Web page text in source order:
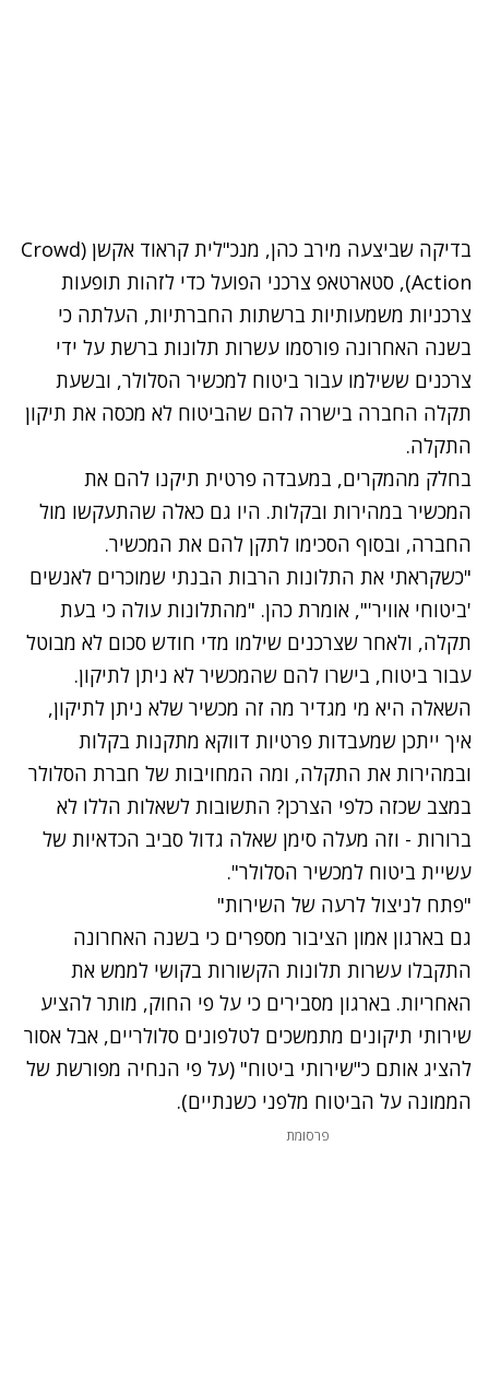
בדיקה שביצעה מירב כהן, מנכ"לית קראוד אקשן (Crowd
Action), סטארטאפ צרכני הפועל כדי לזהות תופעות
צרכניות משמעותיות ברשתות החברתיות, העלתה כי
בשנה האחרונה פורסמו עשרות תלונות ברשת על ידי
צרכנים ששילמו עבור ביטוח למכשיר הסלולר, ובשעת
תקלה החברה בישרה להם שהביטוח לא מכסה את תיקון
התקלה.
בחלק מהמקרים, במעבדה פרטית תיקנו להם את
המכשיר במהירות ובקלות. היו גם כאלה שהתעקשו מול
החברה, ובסוף הסכימו לתקן להם את המכשיר.
"כשקראתי את התלונות הרבות הבנתי שמוכרים לאנשים
'ביטוחי אוויר'", אומרת כהן. "מהתלונות עולה כי בעת
תקלה, ולאחר שצרכנים שילמו מדי חודש סכום לא מבוטל
עבור ביטוח, בישרו להם שהמכשיר לא ניתן לתיקון.
השאלה היא מי מגדיר מה זה מכשיר שלא ניתן לתיקון,
איך ייתכן שמעבדות פרטיות דווקא מתקנות בקלות
ובמהירות את התקלה, ומה המחויבות של חברת הסלולר
במצב שכזה כלפי הצרכן? התשובות לשאלות הללו לא
ברורות - וזה מעלה סימן שאלה גדול סביב הכדאיות של
עשיית ביטוח למכשיר הסלולר".
"פתח לניצול לרעה של השירות"
גם בארגון אמון הציבור מספרים כי בשנה האחרונה
התקבלו עשרות תלונות הקשורות בקושי לממש את
האחריות. בארגון מסבירים כי על פי החוק, מותר להציע
שירותי תיקונים מתמשכים לטלפונים סלולריים, אבל אסור
להציג אותם כ"שירותי ביטוח" (על פי הנחיה מפורשת של
הממונה על הביטוח מלפני כשנתיים).
פרסומת